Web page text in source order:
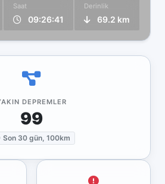
Saat
09:26:41
Derinlik
69.2 km
DEPREMLER
99
Son 30 gün, 100km